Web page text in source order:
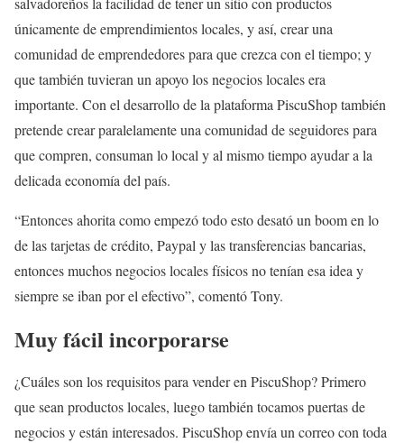
únicamente de emprendimientos locales, y así, crear una
comunidad de emprendedores para que crezca con el tiempo; y
que también tuvieran un apoyo los negocios locales era
importante. Con el desarrollo de la plataforma PiscuShop también
pretende crear paralelamente una comunidad de seguidores para
que compren, consuman lo local y al mismo tiempo ayudar a la
delicada economía del país.
“Entonces ahorita como empezó todo esto desató un boom en lo
de las tarjetas de crédito, Paypal y las transferencias bancarias,
entonces muchos negocios locales físicos no tenían esa idea y
siempre se iban por el efectivo”, comentó Tony.
Muy fácil incorporarse
¿Cuáles son los requisitos para vender en PiscuShop? Primero
que sean productos locales, luego también tocamos puertas de
negocios y están interesados. PiscuShop envía un correo con toda